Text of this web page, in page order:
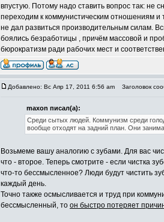
впустую. Потому надо ставить вопрос так: не
переходим к коммунистическим отношениям и
не дал развиться производительным силам.
боялись безработицы , причём массовой и
бюрократизм ради рабочих мест и
Добавлено: Вс Апр 17, 2011 6:56 am Заголовок
maxon писал(а):
Среди сытых людей. Коммунизм среди
вообще отходят на задний план. Они
Возьмеме вашу аналогию с зубами. Для вас
что - второе. Теперь смотрите - если чистка
что-то бессмысленное? Люди будут чистить
каждый день.
Точно также осмысливается и труд при
бессмысленный, то он быстро потеряет